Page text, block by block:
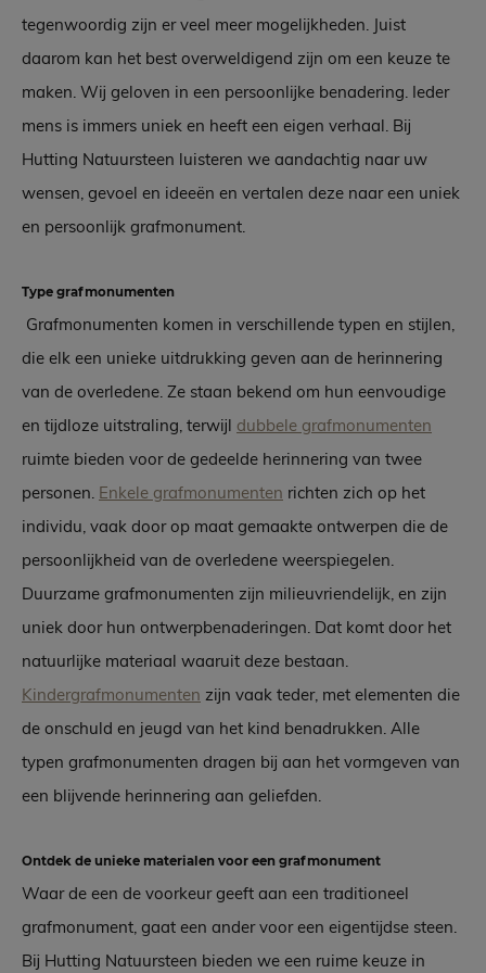
tegenwoordig zijn er veel meer mogelijkheden. Juist
daarom kan het best overweldigend zijn om een keuze te
maken. Wij geloven in een persoonlijke benadering. Ieder
mens is immers uniek en heeft een eigen verhaal. Bij
Hutting Natuursteen luisteren we aandachtig naar uw
wensen, gevoel en ideeën en vertalen deze naar een uniek
en persoonlijk grafmonument.
Type grafmonumenten
Grafmonumenten komen in verschillende typen en stijlen,
die elk een unieke uitdrukking geven aan de herinnering
van de overledene. Ze staan bekend om hun eenvoudige
en tijdloze uitstraling, terwijl dubbele grafmonumenten
ruimte bieden voor de gedeelde herinnering van twee
personen. Enkele grafmonumenten richten zich op het
individu, vaak door op maat gemaakte ontwerpen die de
persoonlijkheid van de overledene weerspiegelen.
Duurzame grafmonumenten zijn milieuvriendelijk, en zijn
uniek door hun ontwerpbenaderingen. Dat komt door het
natuurlijke materiaal waaruit deze bestaan.
Kindergrafmonumenten zijn vaak teder, met elementen die
de onschuld en jeugd van het kind benadrukken. Alle
typen grafmonumenten dragen bij aan het vormgeven van
een blijvende herinnering aan geliefden.
Ontdek de unieke materialen voor een grafmonument
Waar de een de voorkeur geeft aan een traditioneel
grafmonument, gaat een ander voor een eigentijdse steen.
Bij Hutting Natuursteen bieden we een ruime keuze in